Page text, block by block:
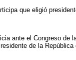
que eligió
ante el Congreso de
de la